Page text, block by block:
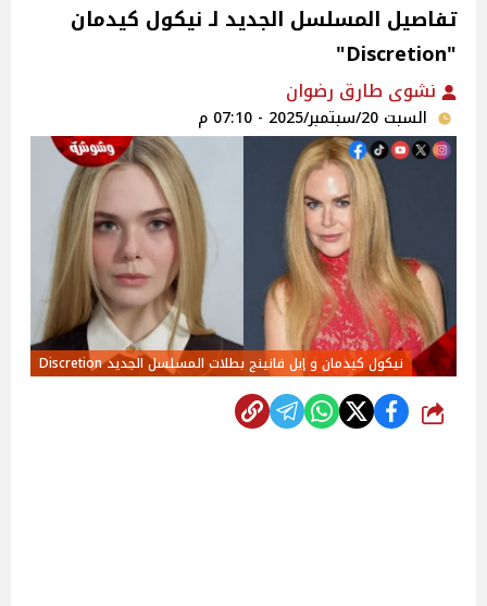
تفاصيل المسلسل الجديد لـ نيكول كيدمان
"Discretion"
نشوى طارق رضوان
السبت 20/سبتمبر/2025 - 07:10 م
نيكول كيدمان و إيل فانينج بطلات المسلسل الجديد Discretion
شارك